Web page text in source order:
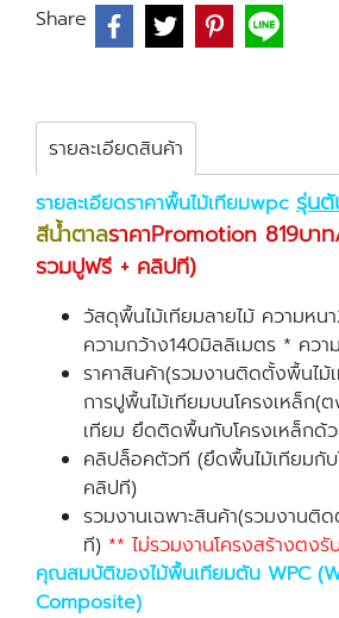
Share
รายละเอียดสินค้า
รายละเอียดราคาพื้นไม้เทียมwpc รุ่น
สีน้ำตาลราคาPromotion 819บา
รวมปูฟรี + คลิปที)
วัสดุพื้นไม้เทียมลายไม้ ความหน
ความกว้าง140มิลลิเมตร * ควา
ราคาสินค้า(รวมงานติดตั้งพื้นไ
การปูพื้นไม้เทียมบนโครงเหล็ก(
เทียม ยึดติดพื้นกับโครงเหล็กด้
คลิปล็อคตัวที (ยึดพื้นไม้เทียมกับ
คลิปที)
รวมงานเฉพาะสินค้า(รวมงาน
ที) ** ไม่รวมงานโครงสร้างตง
คุณสมบัติของไม้พื้นเทียมตัน WPC
Composite)